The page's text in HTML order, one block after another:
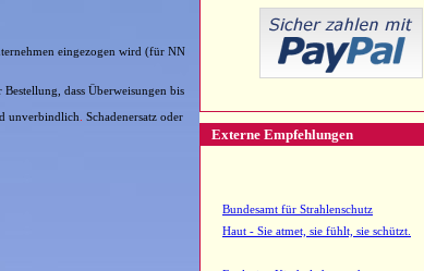
Externe Empfehlungen
Bundesamt für Strahlenschutz
Haut - Sie atmet, sie fühlt, sie schützt.
eingezogen wird (für NN
dass Überweisungen bis
unverbindlich Schadenersatz oder